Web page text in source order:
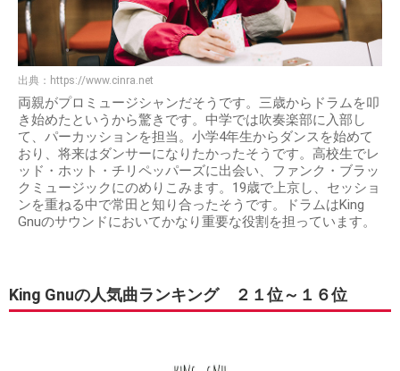
出典： https://www.cinra.net
両親がプロミュージシャンだそうです。三歳からドラムを叩
き始めたというから驚きです。中学では吹奏楽部に入部し
て、パーカッションを担当。小学4年生からダンスを始めて
おり、将来はダンサーになりたかったそうです。高校生でレ
ッド・ホット・チリペッパーズに出会い、ファンク・ブラッ
クミュージックにのめりこみます。19歳で上京し、セッショ
ンを重ねる中で常田と知り合ったそうです。ドラムはKing
Gnuのサウンドにおいてかなり重要な役割を担っています。
King Gnuの人気曲ランキング ２１位～１６位